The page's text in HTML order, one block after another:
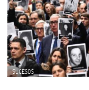
SUCESOS